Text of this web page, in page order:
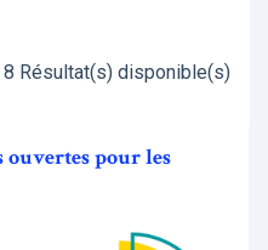
8 Résultat(s) disponible(s)
pour les